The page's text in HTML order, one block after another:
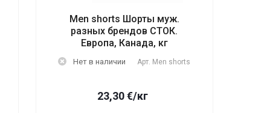
Men shorts Шорты муж.
разных брендов СТОК.
Европа, Канада, кг
Нет в наличии Арт. Men shorts
23,30€/кг